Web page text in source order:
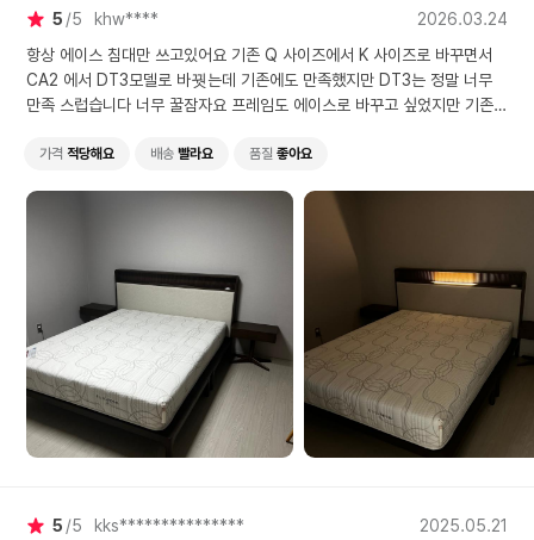
5 5 khw****
2026.03.24
항상 에이스 침대만 쓰고있어요 기존 Q 사이즈에서 K 사이즈로 바꾸면서
CA2 에서 DT3모델로 바꿧는데 기존에도 만족했지만 DT3는 정말 너무
만족 스럽습니다 너무 꿀잠자요 프레임도 에이스로 바꾸고 싶었지만 기존
가격 적당해요 배송 빨라요 품질 좋아요
5 5 kks***************
2025.05.21